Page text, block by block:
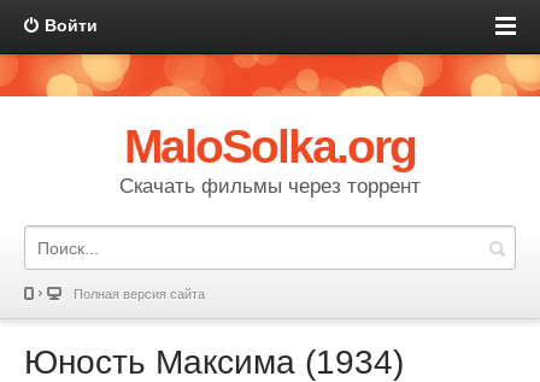
Войти
MaloSolka.org
Скачать фильмы через торрент
Полная версия сайта
Юность Максима (1934)